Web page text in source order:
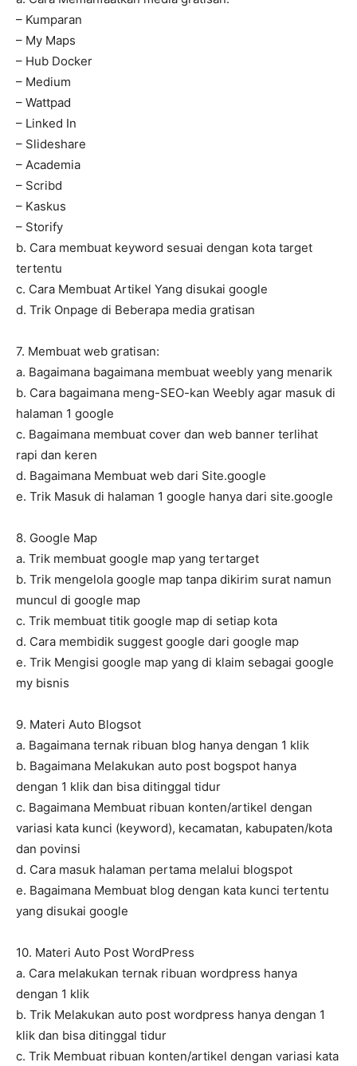
– Kumparan
– My Maps
– Hub Docker
– Medium
– Wattpad
– Linked In
– Slideshare
– Academia
– Scribd
– Kaskus
– Storify
b. Cara membuat keyword sesuai dengan kota target
tertentu
c. Cara Membuat Artikel Yang disukai google
d. Trik Onpage di Beberapa media gratisan
7. Membuat web gratisan:
a. Bagaimana bagaimana membuat weebly yang menarik
b. Cara bagaimana meng-SEO-kan Weebly agar masuk di
halaman 1 google
c. Bagaimana membuat cover dan web banner terlihat
rapi dan keren
d. Bagaimana Membuat web dari Site.google
e. Trik Masuk di halaman 1 google hanya dari site.google
8. Google Map
a. Trik membuat google map yang tertarget
b. Trik mengelola google map tanpa dikirim surat namun
muncul di google map
c. Trik membuat titik google map di setiap kota
d. Cara membidik suggest google dari google map
e. Trik Mengisi google map yang di klaim sebagai google
my bisnis
9. Materi Auto Blogsot
a. Bagaimana ternak ribuan blog hanya dengan 1 klik
b. Bagaimana Melakukan auto post bogspot hanya
dengan 1 klik dan bisa ditinggal tidur
c. Bagaimana Membuat ribuan konten/artikel dengan
variasi kata kunci (keyword), kecamatan, kabupaten/kota
dan povinsi
d. Cara masuk halaman pertama melalui blogspot
e. Bagaimana Membuat blog dengan kata kunci tertentu
yang disukai google
10. Materi Auto Post WordPress
a. Cara melakukan ternak ribuan wordpress hanya
dengan 1 klik
b. Trik Melakukan auto post wordpress hanya dengan 1
klik dan bisa ditinggal tidur
c. Trik Membuat ribuan konten/artikel dengan variasi kata